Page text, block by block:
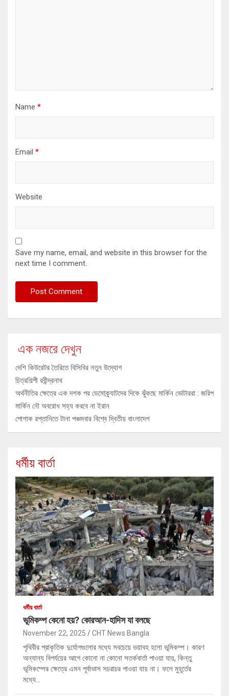
Name *
Email *
Website
Save my name, email, and website in this browser for the
next time I comment.
এক নজরে দেখুন
দেশি কিউরেটর তৈরিতে বিসিবির নতুন উদ্যোগ
চিত্রশিল্পী রবীন্দ্রনাথ
অর্থনীতির ক্ষেত্রে এক দশক পর ডেমোক্র্যাটদের দিকে ঝুঁকছে মার্কিন ভোটাররা : জরিপ
মার্কিন নৌ অবরোধ সহ্য করবে না ইরান
পোশাক রপ্তানিতে টানা পঞ্চমবার বিশ্বে দ্বিতীয় বাংলাদেশ
ধর্মীয় বার্তা
ধর্মীয় বার্তা
ভূমিকম্প কেনো হয়? কোরআন-হাদিস যা বলছে
November 22, 2025 CHT News Bangla
পৃথিবীর প্রাকৃতিক দুর্যোগগুলোর মধ্যে সবচেয়ে ভয়াবহ হলো ভূমিকম্প। কারণ
অন্যান্য বিপর্যয়ের আগে কোনো না কোনো সতর্কবার্তা পাওয়া যায়, কিন্তু
ভূমিকম্পের ক্ষেত্রে এমন পূর্বাভাস সচরাচর পাওয়া যায় না। ফলে মুহূর্তের
মধ্যে…